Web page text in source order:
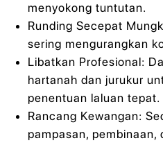
menyokong tuntutan.
Runding Secepat
sering mengurangkan
Libatkan Profesional:
hartanah dan jurukur
penentuan laluan tepat.
Rancang Kewangan:
pampasan, pembinaan,